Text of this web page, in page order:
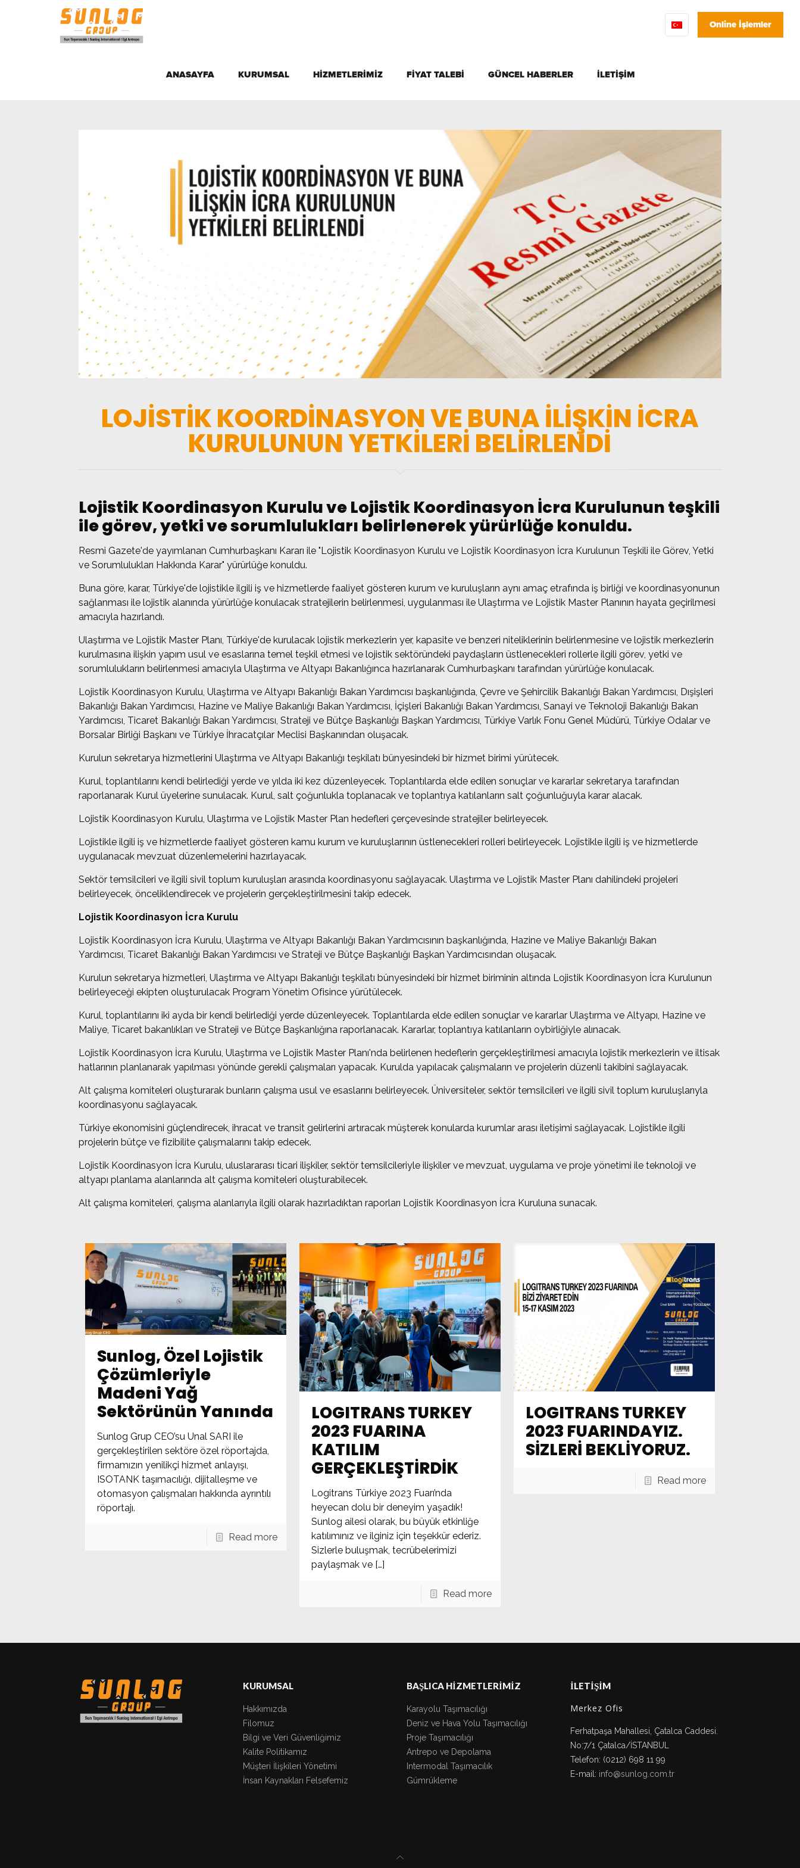
ANASAYFA KURUMSAL HİZMETLERİMİZ FİYAT TALEBİ GÜNCEL HABERLER İLETİŞİM
Online İşlemler
LOJİSTİK KOORDİNASYON VE BUNA İLİŞKİN İCRA
KURULUNUN YETKİLERİ BELİRLENDİ
Lojistik Koordinasyon Kurulu ve Lojistik Koordinasyon İcra Kurulunun teşkili
ile görev, yetki ve sorumlulukları belirlenerek yürürlüğe konuldu.
Resmi Gazete'de yayımlanan Cumhurbaşkanı Kararı ile "Lojistik Koordinasyon Kurulu ve Lojistik Koordinasyon İcra Kurulunun Teşkili ile Görev, Yetki
ve Sorumlulukları Hakkında Karar" yürürlüğe konuldu.
Buna göre, karar, Türkiye'de lojistikle ilgili iş ve hizmetlerde faaliyet gösteren kurum ve kuruluşların aynı amaç etrafında iş birliği ve koordinasyonunun
sağlanması ile lojistik alanında yürürlüğe konulacak stratejilerin belirlenmesi, uygulanması ile Ulaştırma ve Lojistik Master Planının hayata geçirilmesi
amacıyla hazırlandı.
Ulaştırma ve Lojistik Master Planı, Türkiye'de kurulacak lojistik merkezlerin yer, kapasite ve benzeri niteliklerinin belirlenmesine ve lojistik merkezlerin
kurulmasına ilişkin yapım usul ve esaslarına temel teşkil etmesi ve lojistik sektöründeki paydaşların üstlenecekleri rollerle ilgili görev, yetki ve
sorumlulukların belirlenmesi amacıyla Ulaştırma ve Altyapı Bakanlığınca hazırlanarak Cumhurbaşkanı tarafından yürürlüğe konulacak.
Lojistik Koordinasyon Kurulu, Ulaştırma ve Altyapı Bakanlığı Bakan Yardımcısı başkanlığında, Çevre ve Şehircilik Bakanlığı Bakan Yardımcısı, Dışişleri
Bakanlığı Bakan Yardımcısı, Hazine ve Maliye Bakanlığı Bakan Yardımcısı, İçişleri Bakanlığı Bakan Yardımcısı, Sanayi ve Teknoloji Bakanlığı Bakan
Yardımcısı, Ticaret Bakanlığı Bakan Yardımcısı, Strateji ve Bütçe Başkanlığı Başkan Yardımcısı, Türkiye Varlık Fonu Genel Müdürü, Türkiye Odalar ve
Borsalar Birliği Başkanı ve Türkiye İhracatçılar Meclisi Başkanından oluşacak.
Kurulun sekretarya hizmetlerini Ulaştırma ve Altyapı Bakanlığı teşkilatı bünyesindeki bir hizmet birimi yürütecek.
Kurul, toplantılarını kendi belirlediği yerde ve yılda iki kez düzenleyecek. Toplantılarda elde edilen sonuçlar ve kararlar sekretarya tarafından
raporlanarak Kurul üyelerine sunulacak. Kurul, salt çoğunlukla toplanacak ve toplantıya katılanların salt çoğunluğuyla karar alacak.
Lojistik Koordinasyon Kurulu, Ulaştırma ve Lojistik Master Plan hedefleri çerçevesinde stratejiler belirleyecek.
Lojistikle ilgili iş ve hizmetlerde faaliyet gösteren kamu kurum ve kuruluşlarının üstlenecekleri rolleri belirleyecek. Lojistikle ilgili iş ve hizmetlerde
uygulanacak mevzuat düzenlemelerini hazırlayacak.
Sektör temsilcileri ve ilgili sivil toplum kuruluşları arasında koordinasyonu sağlayacak. Ulaştırma ve Lojistik Master Planı dahilindeki projeleri
belirleyecek, önceliklendirecek ve projelerin gerçekleştirilmesini takip edecek.
Lojistik Koordinasyon İcra Kurulu
Lojistik Koordinasyon İcra Kurulu, Ulaştırma ve Altyapı Bakanlığı Bakan Yardımcısının başkanlığında, Hazine ve Maliye Bakanlığı Bakan
Yardımcısı, Ticaret Bakanlığı Bakan Yardımcısı ve Strateji ve Bütçe Başkanlığı Başkan Yardımcısından oluşacak.
Kurulun sekretarya hizmetleri, Ulaştırma ve Altyapı Bakanlığı teşkilatı bünyesindeki bir hizmet biriminin altında Lojistik Koordinasyon İcra Kurulunun
belirleyeceği ekipten oluşturulacak Program Yönetim Ofisince yürütülecek.
Kurul, toplantılarını iki ayda bir kendi belirlediği yerde düzenleyecek. Toplantılarda elde edilen sonuçlar ve kararlar Ulaştırma ve Altyapı, Hazine ve
Maliye, Ticaret bakanlıkları ve Strateji ve Bütçe Başkanlığına raporlanacak. Kararlar, toplantıya katılanların oybirliğiyle alınacak.
Lojistik Koordinasyon İcra Kurulu, Ulaştırma ve Lojistik Master Planı'nda belirlenen hedeflerin gerçekleştirilmesi amacıyla lojistik merkezlerin ve iltisak
hatlarının planlanarak yapılması yönünde gerekli çalışmaları yapacak. Kurulda yapılacak çalışmaların ve projelerin düzenli takibini sağlayacak.
Alt çalışma komiteleri oluşturarak bunların çalışma usul ve esaslarını belirleyecek. Üniversiteler, sektör temsilcileri ve ilgili sivil toplum kuruluşlarıyla
koordinasyonu sağlayacak.
Türkiye ekonomisini güçlendirecek, ihracat ve transit gelirlerini artıracak müşterek konularda kurumlar arası iletişimi sağlayacak. Lojistikle ilgili
projelerin bütçe ve fizibilite çalışmalarını takip edecek.
Lojistik Koordinasyon İcra Kurulu, uluslararası ticari ilişkiler, sektör temsilcileriyle ilişkiler ve mevzuat, uygulama ve proje yönetimi ile teknoloji ve
altyapı planlama alanlarında alt çalışma komiteleri oluşturabilecek.
Alt çalışma komiteleri, çalışma alanlarıyla ilgili olarak hazırladıktan raporları Lojistik Koordinasyon İcra Kuruluna sunacak.
Sunlog, Özel Lojistik
Çözümleriyle
Madeni Yağ
Sektörünün Yanında
Sunlog Grup CEO’su Unal SARI ile
gerçekleştirilen sektöre özel röportajda,
firmamızın yenilikçi hizmet anlayışı,
ISOTANK taşımacılığı, dijitalleşme ve
otomasyon çalışmaları hakkında ayrıntılı
röportajı.
Read more
LOGITRANS TURKEY
2023 FUARINA
KATILIM
GERÇEKLEŞTİRDİK
Logitrans Türkiye 2023 Fuarı’nda
heyecan dolu bir deneyim yaşadık!
Sunlog ailesi olarak, bu büyük etkinliğe
katılımınız ve ilginiz için teşekkür ederiz.
Sizlerle buluşmak, tecrübelerimizi
paylaşmak ve[…]
Read more
LOGITRANS TURKEY
2023 FUARINDAYIZ.
SİZLERİ BEKLİYORUZ.
Read more
KURUMSAL
Hakkımızda
Filomuz
Bilgi ve Veri Güvenliğimiz
Kalite Politikamız
Müşteri İlişkileri Yönetimi
İnsan Kaynakları Felsefemiz
BAŞLICA HİZMETLERİMİZ
Karayolu Taşımacılığı
Deniz ve Hava Yolu Taşımacılığı
Proje Taşımacılığı
Antrepo ve Depolama
Intermodal Taşımacılık
Gümrükleme
İLETİŞİM
Merkez Ofis
Ferhatpaşa Mahallesi, Çatalca Caddesi.
No:7/1 Çatalca/İSTANBUL
Telefon: (0212) 698 11 99
E-mail: info@sunlog.com.tr